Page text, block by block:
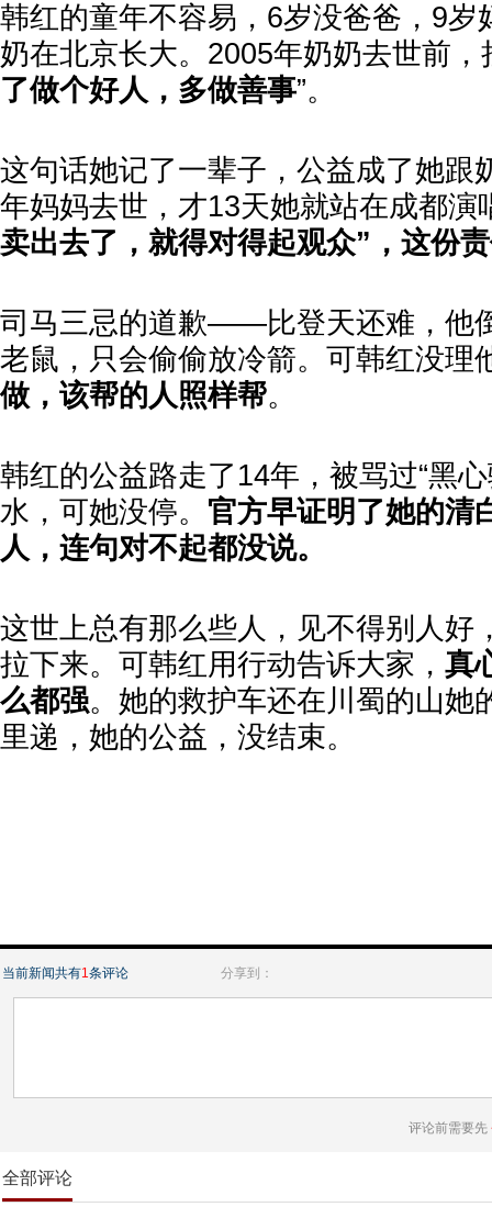
韩红的童年不容易，6岁没爸爸，9岁
奶在北京长大。2005年奶奶去世前，
了做个好人，多做善事”。
这句话她记了一辈子，公益成了她跟
年妈妈去世，才13天她就站在成都演
卖出去了，就得对得起观众”，这份
司马三忌的道歉——比登天还难，他
老鼠，只会偷偷放冷箭。可韩红没理
做，该帮的人照样帮。
韩红的公益路走了14年，被骂过“黑
水，可她没停。 官方早证明了她的清
人，连句对不起都没说。
这世上总有那么些人，见不得别人好
拉下来。可韩红用行动告诉大家， 真
么都强。她的救护车还在川蜀的山她
里递，她的公益，没结束。
当前新闻共有1条评论 分享到：
评论前需要先
全部评论